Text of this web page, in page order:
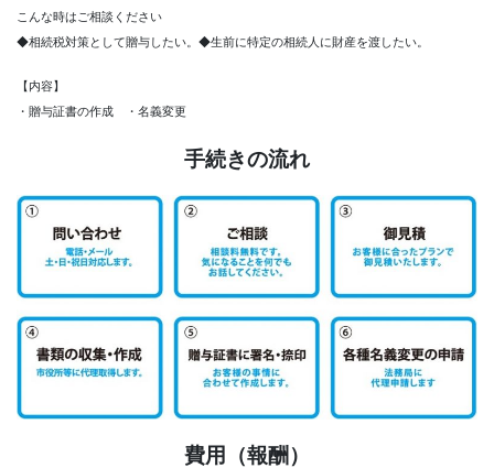
こんな時はご相談ください
◆相続税対策として贈与したい。◆生前に特定の相続人に財産を渡したい。
【内容】
・贈与証書の作成 ・名義変更
手続きの流れ
費用（報酬）